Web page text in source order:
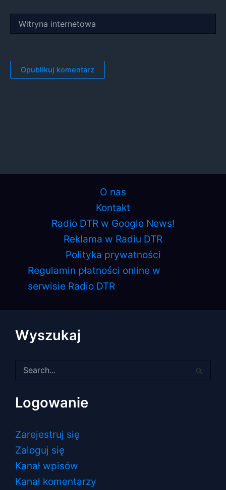
internetowa
O nas
Kontakt
Radio DTR w Google News!
Reklama w Radiu DTR
Polityka prywatności
Regulamin płatności online w
serwisie Radio DTR
Wyszukaj
dla:
Logowanie
Zarejestruj się
Zaloguj się
Kanał wpisów
Kanał komentarzy